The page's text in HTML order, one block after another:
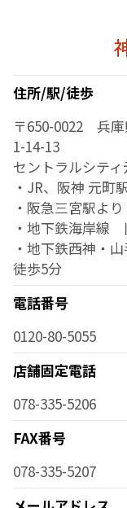
住所/駅/徒歩
〒650-0022 兵庫
1-14-13
セントラルシテ
・JR、阪神 元
・阪急三宮駅よ
・地下鉄海岸線
・地下鉄西神・
徒歩5分
電話番号
0120-80-5055
店舗固定電話
078-335-5206
FAX番号
078-335-5207